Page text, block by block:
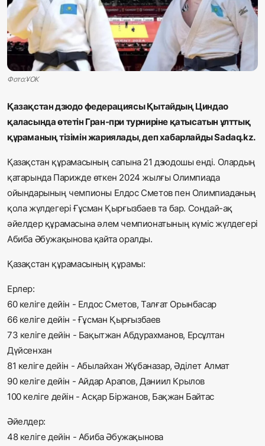
Жаңалықтар
Қоғам
Спорт
Журналистік зерттеу
Қазақ тілі
Фото:ҰОК
Қазақстан дзюдо федерациясы Қытайдың Циндао
қаласында өтетін Гран-при турниріне қатысатын ұлттық
құраманың тізімін жариялады, деп хабарлайдыSadaq.kz.
Қазақстан құрамасының сапына 21 дзюдошы енді. Олардың
қатарында Парижде өткен 2024 жылғы Олимпиада
ойындарының чемпионы Елдос Сметов пен Олимпиаданың
қола жүлдегері Ғұсман Қырғызбаев та бар. Сондай-ақ
әйелдер құрамасына әлем чемпионатының күміс жүлдегері
Абиба Әбужақынова қайта оралды.
Қазақстан құрамасының құрамы:
Ерлер:
60 келіге дейін - Елдос Сметов, Талғат Орынбасар
66 келіге дейін - Ғұсман Қырғызбаев
73 келіге дейін - Бақытжан Абдурахманов, Ерсұлтан
Дүйсенхан
81 келіге дейін - Абылайхан Жұбаназар, Әділет Алмат
90 келіге дейін - Айдар Арапов, Даниил Крылов
100 келіге дейін - Асқар Біржанов, Бақжан Байтас
Әйелдер:
48 келіге дейін - Абиба Әбужақынова